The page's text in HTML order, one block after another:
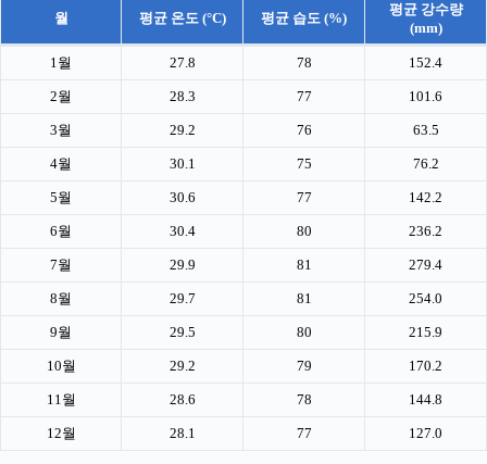
월 평균 온도 (°C) 평균 습도 (%)
평균 강수량
(mm)
1월 27.8 78 152.4
2월 28.3 77 101.6
3월 29.2 76 63.5
4월 30.1 75 76.2
5월 30.6 77 142.2
6월 30.4 80 236.2
7월 29.9 81 279.4
8월 29.7 81 254.0
9월 29.5 80 215.9
10월 29.2 79 170.2
11월 28.6 78 144.8
12월 28.1 77 127.0